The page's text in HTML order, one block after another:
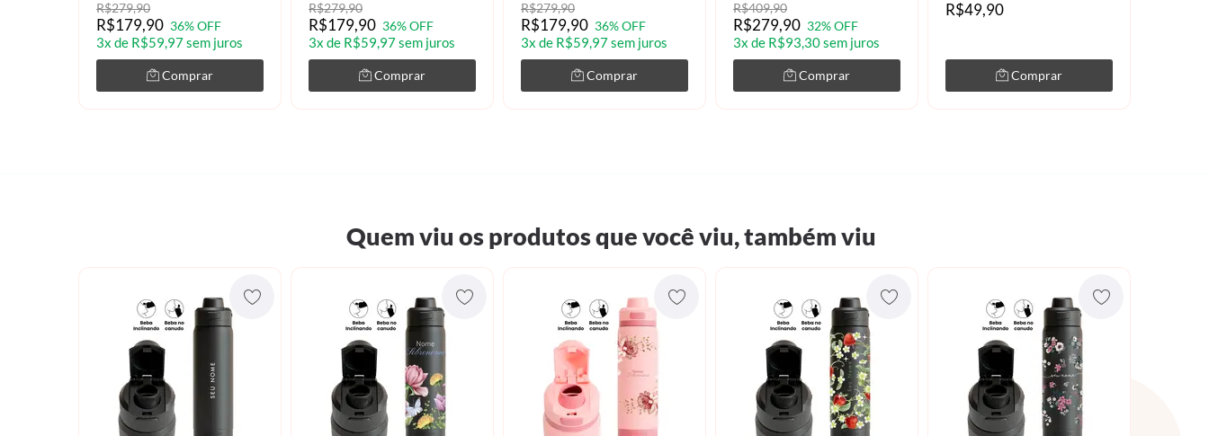
R$279,90
R$179,90 36% OFF
3x de R$59,97 sem juros
Comprar
R$279,90
R$179,90 36% OFF
3x de R$59,97 sem juros
Comprar
R$279,90
R$179,90 36% OFF
3x de R$59,97 sem juros
Comprar
R$409,90
R$279,90 32% OFF
3x de R$93,30 sem juros
Comprar
R$49,90
Comprar
Quem viu os produtos que você viu, também viu